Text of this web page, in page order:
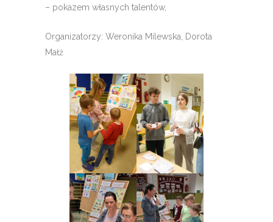
– pokazem własnych talentów,
Organizatorzy: Weronika Milewska, Dorota
Małż